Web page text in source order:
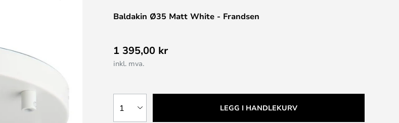
Baldakin Ø35 Matt White - Frandsen
1 395,00 kr
inkl. mva.
1 LEGG I HANDLEKURV